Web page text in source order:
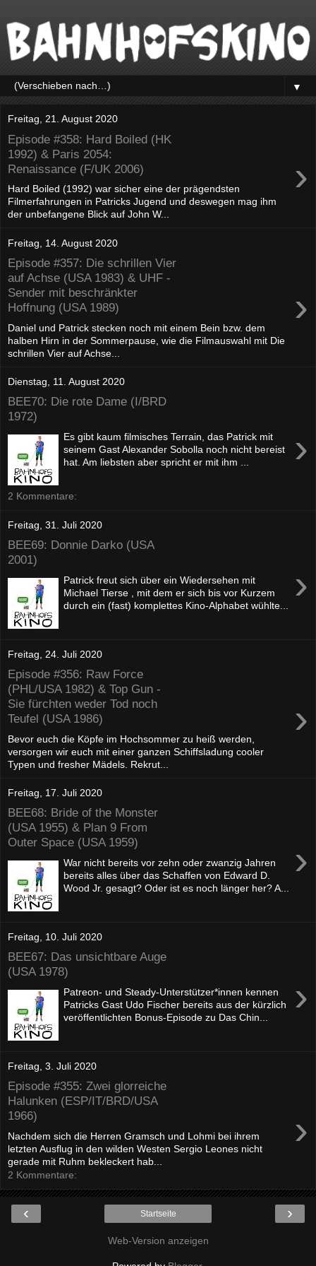
▼
Freitag, 21. August 2020
Episode #358: Hard Boiled (HK
1992) & Paris 2054:
Renaissance (F/UK 2006)
›
Hard Boiled (1992) war sicher eine der prägendsten
Filmerfahrungen in Patricks Jugend und deswegen mag ihm
der unbefangene Blick auf John W...
Freitag, 14. August 2020
Episode #357: Die schrillen Vier
auf Achse (USA 1983) & UHF -
Sender mit beschränkter
Hoffnung (USA 1989)
›
Daniel und Patrick stecken noch mit einem Bein bzw. dem
halben Hirn in der Sommerpause, wie die Filmauswahl mit Die
schrillen Vier auf Achse...
Dienstag, 11. August 2020
BEE70: Die rote Dame (I/BRD
1972)
›
Es gibt kaum filmisches Terrain, das Patrick mit
seinem Gast Alexander Sobolla noch nicht bereist
hat. Am liebsten aber spricht er mit ihm ...
2 Kommentare:
Freitag, 31. Juli 2020
BEE69: Donnie Darko (USA
2001)
›
Patrick freut sich über ein Wiedersehen mit
Michael Tierse , mit dem er sich bis vor Kurzem
durch ein (fast) komplettes Kino-Alphabet wühlte...
Freitag, 24. Juli 2020
Episode #356: Raw Force
(PHL/USA 1982) & Top Gun -
Sie fürchten weder Tod noch
Teufel (USA 1986)
›
Bevor euch die Köpfe im Hochsommer zu heiß werden,
versorgen wir euch mit einer ganzen Schiffsladung cooler
Typen und fresher Mädels. Rekrut...
Freitag, 17. Juli 2020
BEE68: Bride of the Monster
(USA 1955) & Plan 9 From
Outer Space (USA 1959)
›
War nicht bereits vor zehn oder zwanzig Jahren
bereits alles über das Schaffen von Edward D.
Wood Jr. gesagt? Oder ist es noch länger her? A...
Freitag, 10. Juli 2020
BEE67: Das unsichtbare Auge
(USA 1978)
›
Patreon- und Steady-Unterstützer*innen kennen
Patricks Gast Udo Fischer bereits aus der kürzlich
veröffentlichten Bonus-Episode zu Das Chin...
Freitag, 3. Juli 2020
Episode #355: Zwei glorreiche
Halunken (ESP/IT/BRD/USA
1966)
›
Nachdem sich die Herren Gramsch und Lohmi bei ihrem
letzten Ausflug in den wilden Westen Sergio Leones nicht
gerade mit Ruhm bekleckert hab...
2 Kommentare:
‹ ›
Startseite
Web-Version anzeigen